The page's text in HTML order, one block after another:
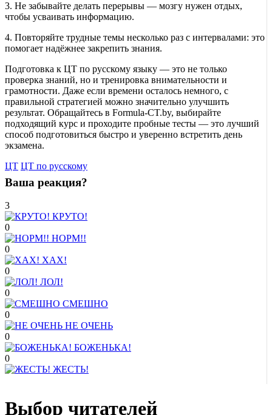
3. Не забывайте делать перерывы — мозгу нужен отдых,
чтобы усваивать информацию.
4. Повторяйте трудные темы несколько раз с интервалами: это
помогает надёжнее закрепить знания.
Подготовка к ЦТ по русскому языку — это не только
проверка знаний, но и тренировка внимательности и
грамотности. Даже если времени осталось немного, с
правильной стратегией можно значительно улучшить
результат. Обращайтесь в Formula-CT.by, выбирайте
подходящий курс и проходите пробные тесты — это лучший
способ подготовиться быстро и уверенно встретить день
экзамена.
ЦТ ЦТ по русскому
Ваша реакция?
3
КРУТО!
0
НОРМ!!
0
ХАХ!
0
ЛОЛ!
0
СМЕШНО
0
НЕ ОЧЕНЬ
0
БОЖЕНЬКА!
0
ЖЕСТЬ!
Выбор читателей